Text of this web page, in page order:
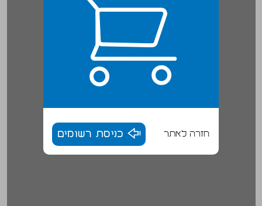
חזרה לאתר כניסת רשומים